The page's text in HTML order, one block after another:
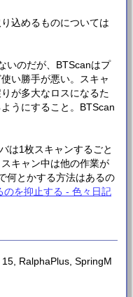
込めるものについては
いのだが、BTScanはプ
い勝手が悪い。スキャ
が多大なロスになるた
うにすること。BTScan
は1枚スキャンするごと
キャン中は他の作業が
何とかする方法はあるの
のを抑止する - 色々日記
RalphaPlus, SpringM